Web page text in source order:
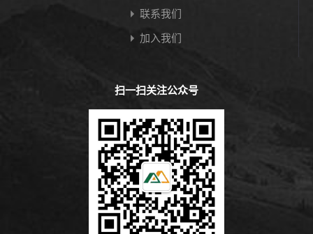
联系我们
加入我们
扫一扫关注公众号